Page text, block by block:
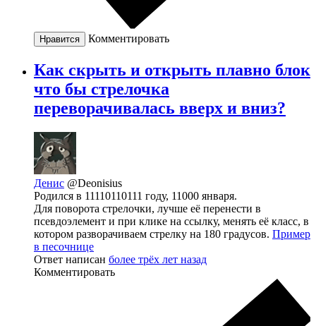
Нравится Комментировать
Как скрыть и открыть плавно блок
что бы стрелочка
переворачивалась вверх и вниз?
Денис @Deonisius
Родился в 11110110111 году, 11000 января.
Для поворота стрелочки, лучше её перенести в
псевдоэлемент и при клике на ссылку, менять её класс, в
котором разворачиваем стрелку на 180 градусов. Пример
в песочнице
Ответ написан более трёх лет назад
Комментировать